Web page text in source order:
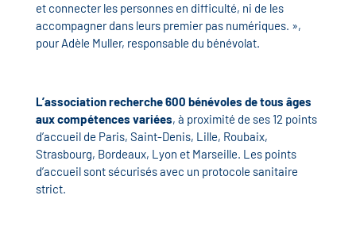
et connecter les personnes en difficulté, ni de les
accompagner dans leurs premier pas numériques. »,
pour Adèle Muller, responsable du bénévolat.
L’association recherche 600 bénévoles de tous âges
aux compétences variées, à proximité de ses 12 points
d’accueil de Paris, Saint-Denis, Lille, Roubaix,
Strasbourg, Bordeaux, Lyon et Marseille. Les points
d’accueil sont sécurisés avec un protocole sanitaire
strict.